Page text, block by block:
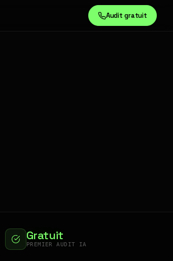
Audit gratuit
Gratuit
PREMIER AUDIT IA